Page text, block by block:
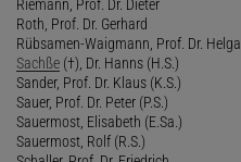
Riemann, Prof. Dr. Dieter
Roth, Prof. Dr. Gerhard
Rübsamen-Waigmann, Prof. Dr. Helga
Sachße (†), Dr. Hanns (H.S.)
Sander, Prof. Dr. Klaus (K.S.)
Sauer, Prof. Dr. Peter (P.S.)
Sauermost, Elisabeth (E.Sa.)
Sauermost, Rolf (R.S.)